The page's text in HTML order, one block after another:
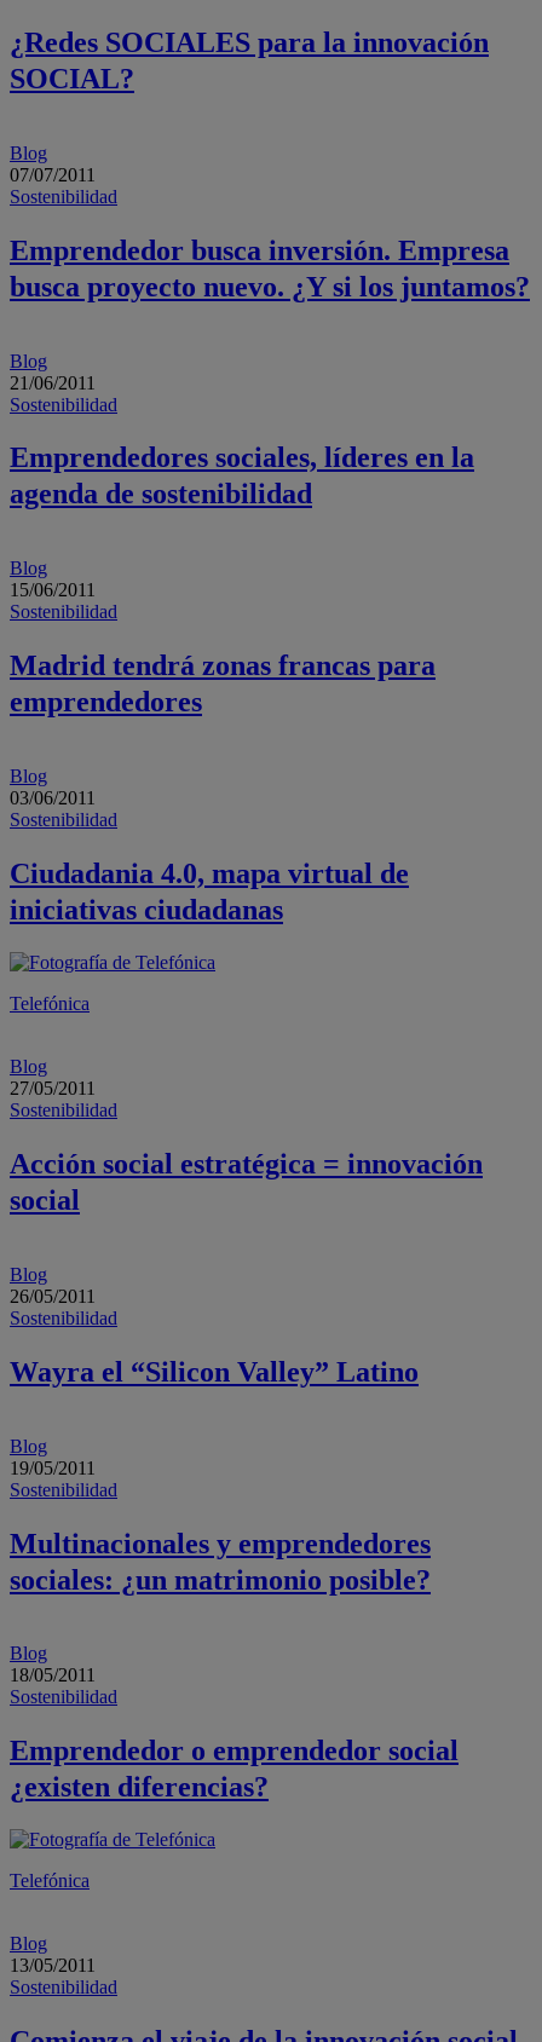
¿Redes SOCIALES para la innovación
SOCIAL?
Blog
07/07/2011
Sostenibilidad
Emprendedor busca inversión. Empresa
busca proyecto nuevo. ¿Y si los juntamos?
Blog
21/06/2011
Sostenibilidad
Emprendedores sociales, líderes en la
agenda de sostenibilidad
Blog
15/06/2011
Sostenibilidad
Madrid tendrá zonas francas para
emprendedores
Blog
03/06/2011
Sostenibilidad
Ciudadania 4.0, mapa virtual de
iniciativas ciudadanas
Telefónica
Blog
27/05/2011
Sostenibilidad
Acción social estratégica = innovación
social
Blog
26/05/2011
Sostenibilidad
Wayra el “Silicon Valley” Latino
Blog
19/05/2011
Sostenibilidad
Multinacionales y emprendedores
sociales: ¿un matrimonio posible?
Blog
18/05/2011
Sostenibilidad
Emprendedor o emprendedor social
¿existen diferencias?
Telefónica
Blog
13/05/2011
Sostenibilidad